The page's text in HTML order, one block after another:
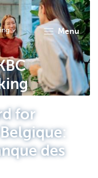
menu
for
des